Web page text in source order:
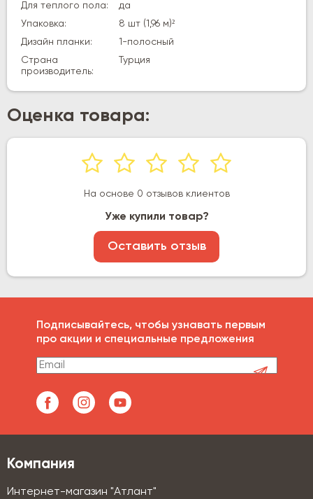
Для теплого пола:
да
Упаковка:
8 шт (1,96 м)²
Дизайн планки:
1-полосный
Страна
производитель:
Турция
Оценка товара:
На основе 0 отзывов клиентов
Уже купили товар?
Оставить отзыв
Подписывайтесь, чтобы узнавать первым
про акции и специальные предложения
Компания
Интернет-магазин "Атлант"